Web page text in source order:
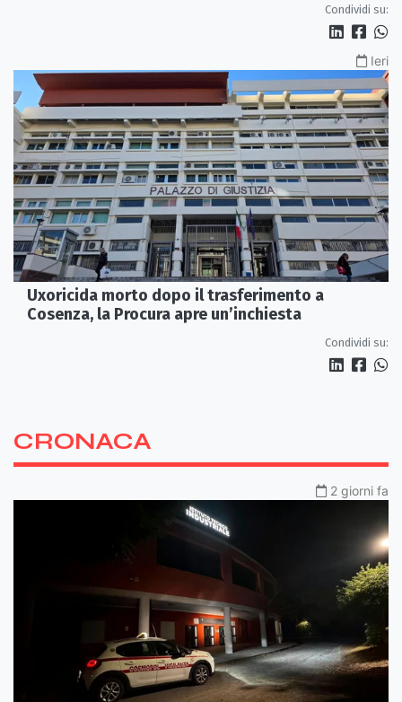
Condividi su:
Ieri
Uxoricida morto dopo il trasferimento a
Cosenza, la Procura apre un’inchiesta
Condividi su:
CRONACA
2 giorni fa